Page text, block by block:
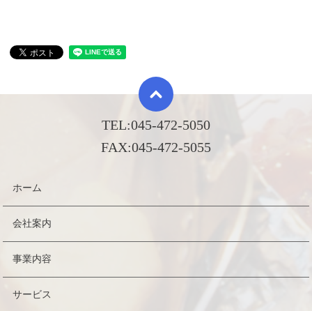
TEL:045-472-5050
FAX:045-472-5055
ホーム
会社案内
事業内容
サービス